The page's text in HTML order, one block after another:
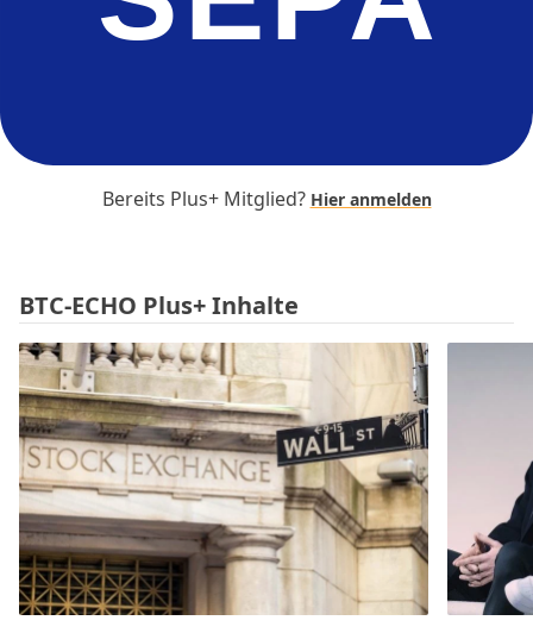
Bereits Plus+ Mitglied? Hier anmelden
BTC-ECHO Plus+ Inhalte